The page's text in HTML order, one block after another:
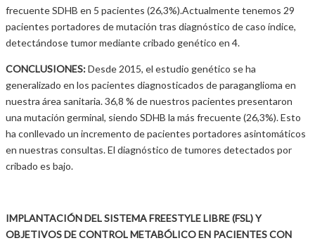
frecuente SDHB en 5 pacientes (26,3%).Actualmente tenemos 29
pacientes portadores de mutación tras diagnóstico de caso índice,
detectándose tumor mediante cribado genético en 4.
CONCLUSIONES:Desde 2015, el estudio genético se ha
generalizado en los pacientes diagnosticados de paraganglioma en
nuestra área sanitaria. 36,8 % de nuestros pacientes presentaron
una mutación germinal, siendo SDHB la más frecuente (26,3%). Esto
ha conllevado un incremento de pacientes portadores asintomáticos
en nuestras consultas. El diagnóstico de tumores detectados por
cribado es bajo.
IMPLANTACIÓN DEL SISTEMA FREESTYLE LIBRE (FSL) Y
OBJETIVOS DE CONTROL METABÓLICO EN PACIENTES CON